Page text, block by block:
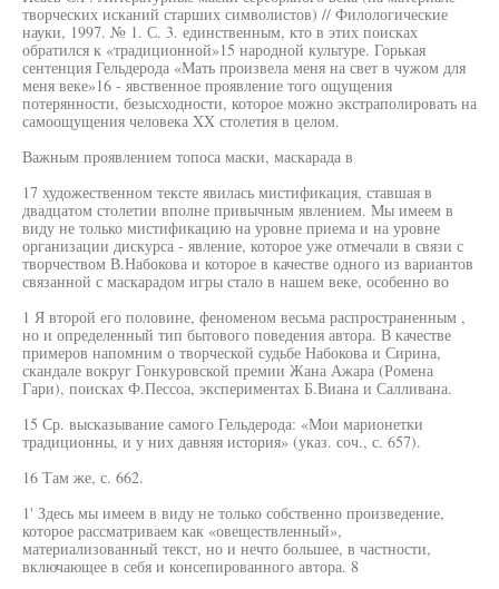
творческих исканий старших символистов) // Филологические
науки, 1997. № 1. С. 3. единственным, кто в этих поисках
обратился к «традиционной»15 народной культуре. Горькая
сентенция Гельдерода «Мать произвела меня на свет в чужом для
меня веке»16 - явственное проявление того ощущения
потерянности, безысходности, которое можно экстраполировать на
самоощущения человека XX столетия в целом.
Важным проявлением топоса маски, маскарада в
17 художественном тексте явилась мистификация, ставшая в
двадцатом столетии вполне привычным явлением. Мы имеем в
виду не только мистификацию на уровне приема и на уровне
организации дискурса - явление, которое уже отмечали в связи с
творчеством В.Набокова и которое в качестве одного из вариантов
связанной с маскарадом игры стало в нашем веке, особенно во
1 Я второй его половине, феноменом весьма распространенным ,
но и определенный тип бытового поведения автора. В качестве
примеров напомним о творческой судьбе Набокова и Сирина,
скандале вокруг Гонкуровской премии Жана Ажара (Ромена
Гари), поисках Ф.Пессоа, экспериментах Б.Виана и Салливана.
15 Ср. высказывание самого Гельдерода: «Мои марионетки
традиционны, и у них давняя история» (указ. соч., с. 657).
16 Там же, с. 662.
1' Здесь мы имеем в виду не только собственно произведение,
которое рассматриваем как «овеществленный»,
материализованный текст, но и нечто большее, в частности,
включающее в себя и консепированного автора. 8